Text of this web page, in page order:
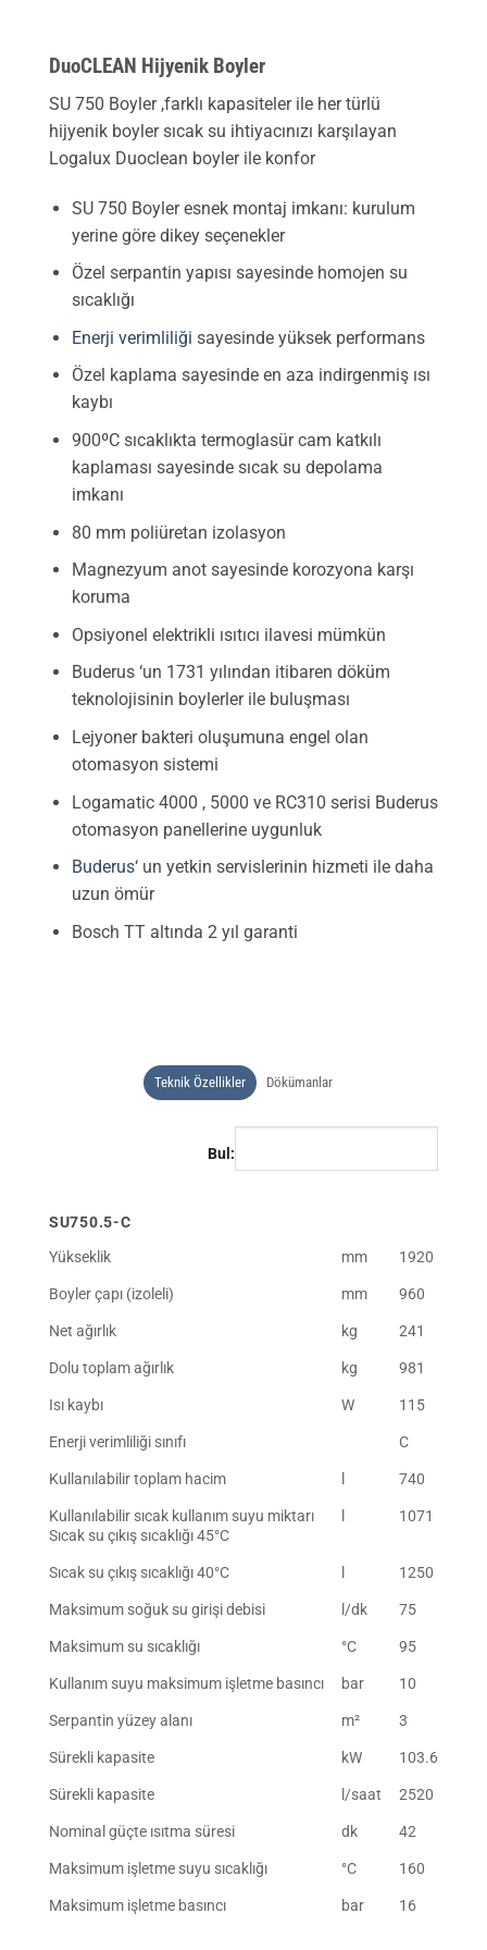
DuoCLEAN Hijyenik Boyler
SU 750 Boyler ,farklı kapasiteler ile her türlü
hijyenik boyler sıcak su ihtiyacınızı karşılayan
Logalux Duoclean boyler ile konfor
SU 750 Boyler esnek montaj imkanı: kurulum
yerine göre dikey seçenekler
Özel serpantin yapısı sayesinde homojen su
sıcaklığı
Enerji verimliliği sayesinde yüksek performans
Özel kaplama sayesinde en aza indirgenmiş ısı
kaybı
900ºC sıcaklıkta termoglasür cam katkılı
kaplaması sayesinde sıcak su depolama
imkanı
80 mm poliüretan izolasyon
Magnezyum anot sayesinde korozyona karşı
koruma
Opsiyonel elektrikli ısıtıcı ilavesi mümkün
Buderus ‘un 1731 yılından itibaren döküm
teknolojisinin boylerler ile buluşması
Lejyoner bakteri oluşumuna engel olan
otomasyon sistemi
Logamatic 4000 , 5000 ve RC310 serisi Buderus
otomasyon panellerine uygunluk
Buderus‘ un yetkin servislerinin hizmeti ile daha
uzun ömür
Bosch TT altında 2 yıl garanti
Teknik Özellikler Dökümanlar
Bul:
SU750.5-C
Yükseklik
mm
1920
Boyler çapı (izoleli)
mm
960
Net ağırlık
kg
241
Dolu toplam ağırlık
kg
981
Isı kaybı
W
115
Enerji verimliliği sınıfı
C
Kullanılabilir toplam hacim
740
Kullanılabilir sıcak kullanım suyu miktarı
Sıcak su çıkış sıcaklığı 45°C
1071
Sıcak su çıkış sıcaklığı 40°C
1250
Maksimum soğuk su girişi debisi
l/dk
75
Maksimum su sıcaklığı
°C
95
Kullanım suyu maksimum işletme basıncı
bar
10
Serpantin yüzey alanı
m²
3
Sürekli kapasite
kW
103.6
Sürekli kapasite
l/saat
2520
Nominal güçte ısıtma süresi
dk
42
Maksimum işletme suyu sıcaklığı
°C
160
Maksimum işletme basıncı
bar 16